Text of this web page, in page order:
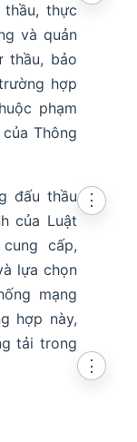
thực
và quản
thầu, bảo
hợp
phạm
Thông
đấu thầu
của Luật
cấp,
lựa chọn
mạng
hợp này,
tải trong
⋮
⋮